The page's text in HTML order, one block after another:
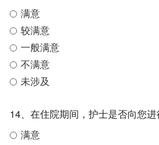
满意
较满意
一般满意
不满意
未涉及
14、在住院期间，护士是否向您
满意